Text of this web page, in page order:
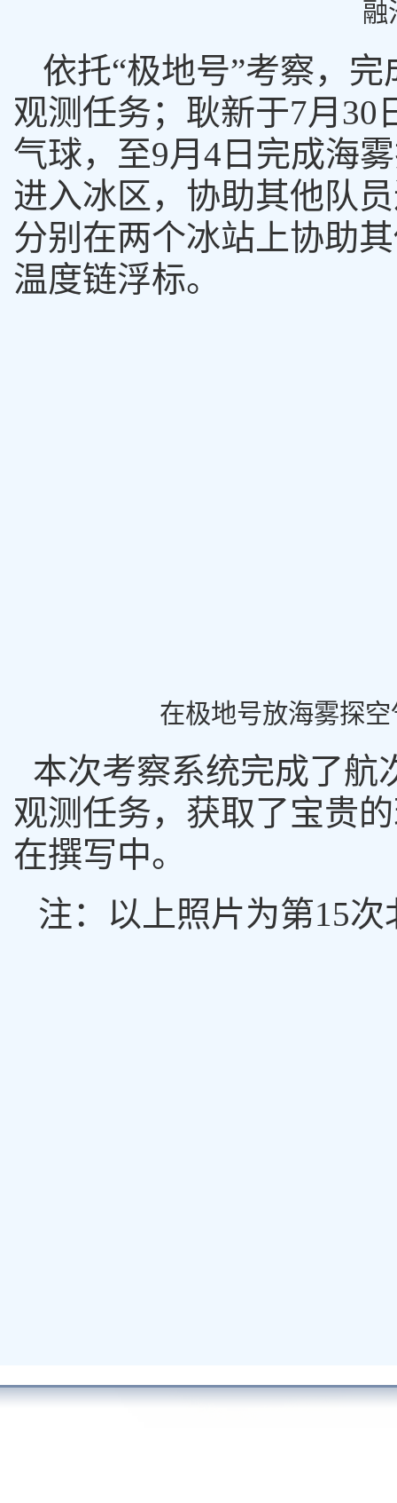
融
依托“极地号”考察， 完
观测任务；耿新于7月 30
气球，至9月 4 日完成海
进入冰区，协助其他队
分别在两个冰站上协助
温度链浮标。
在极地号放海雾探空
本次考察系统完成了航
观测任务，获取了宝贵
在撰写中。
注：以上照片为第15次